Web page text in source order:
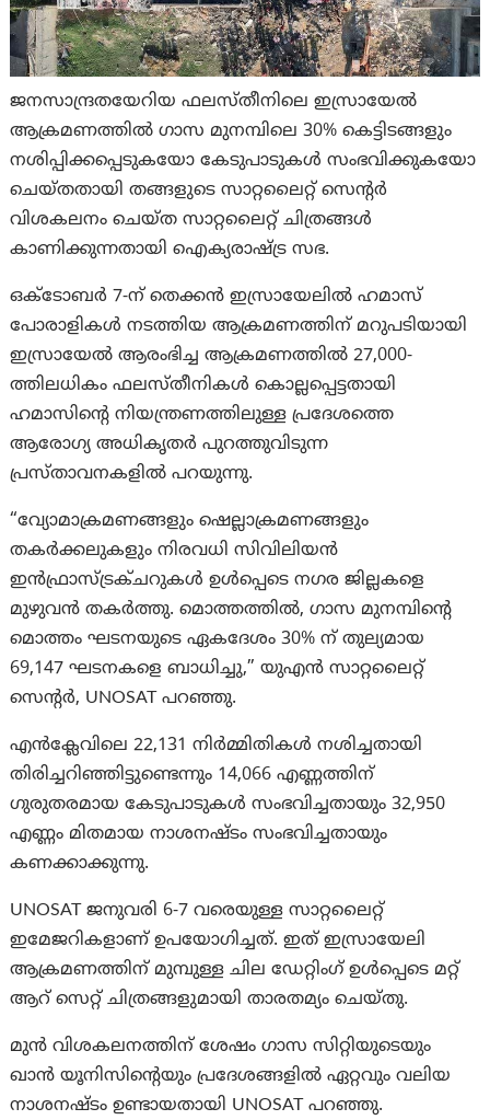
ജനസാന്ദ്രതയേറിയ ഫലസ്തീനിലെ ഇസ്രായേൽ
ആക്രമണത്തിൽ ഗാസ മുനമ്പിലെ 30% കെട്ടിടങ്ങളും
നശിപ്പിക്കപ്പെടുകയോ കേടുപാടുകൾ സംഭവിക്കുകയോ
ചെയ്‌തതായി തങ്ങളുടെ സാറ്റലൈറ്റ് സെൻ്റർ
വിശകലനം ചെയ്‌ത സാറ്റലൈറ്റ് ചിത്രങ്ങള്‍
കാണിക്കുന്നതായി ഐക്യരാഷ്ട്ര സഭ.
ഒക്‌ടോബർ 7-ന് തെക്കൻ ഇസ്രായേലിൽ ഹമാസ്
പോരാളികൾ നടത്തിയ ആക്രമണത്തിന് മറുപടിയായി
ഇസ്രായേൽ ആരംഭിച്ച ആക്രമണത്തിൽ 27,000-
ത്തിലധികം ഫലസ്തീനികൾ കൊല്ലപ്പെട്ടതായി
ഹമാസിൻ്റെ നിയന്ത്രണത്തിലുള്ള പ്രദേശത്തെ
ആരോഗ്യ അധികൃതര്‍ പുറത്തുവിടുന്ന
പ്രസ്താവനകളില്‍ പറയുന്നു.
“വ്യോമാക്രമണങ്ങളും ഷെല്ലാക്രമണങ്ങളും
തകർക്കലുകളും നിരവധി സിവിലിയൻ
ഇൻഫ്രാസ്ട്രക്ചറുകൾ ഉൾപ്പെടെ നഗര ജില്ലകളെ
മുഴുവൻ തകർത്തു. മൊത്തത്തിൽ, ഗാസ മുനമ്പിൻ്റെ
മൊത്തം ഘടനയുടെ ഏകദേശം 30% ന് തുല്യമായ
69,147 ഘടനകളെ ബാധിച്ചു,” യുഎൻ സാറ്റലൈറ്റ്
സെൻ്റർ, UNOSAT പറഞ്ഞു.
എൻക്ലേവിലെ 22,131 നിർമ്മിതികൾ നശിച്ചതായി
തിരിച്ചറിഞ്ഞിട്ടുണ്ടെന്നും 14,066 എണ്ണത്തിന്
ഗുരുതരമായ കേടുപാടുകൾ സംഭവിച്ചതായും 32,950
എണ്ണം മിതമായ നാശനഷ്ടം സംഭവിച്ചതായും
കണക്കാക്കുന്നു.
UNOSAT ജനുവരി 6-7 വരെയുള്ള സാറ്റലൈറ്റ്
ഇമേജറികളാണ് ഉപയോഗിച്ചത്. ഇത് ഇസ്രായേലി
ആക്രമണത്തിന് മുമ്പുള്ള ചില ഡേറ്റിംഗ് ഉൾപ്പെടെ മറ്റ്
ആറ് സെറ്റ് ചിത്രങ്ങളുമായി താരതമ്യം ചെയ്തു.
മുൻ വിശകലനത്തിന് ശേഷം ഗാസ സിറ്റിയുടെയും
ഖാൻ യൂനിസിൻ്റെയും പ്രദേശങ്ങളിൽ ഏറ്റവും വലിയ
നാശനഷ്ടം ഉണ്ടായതായി UNOSAT പറഞ്ഞു.